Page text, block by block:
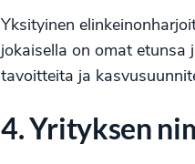
Yksityinen
jokaisella on omat etunsa
tavoitteita ja
4. Yrityksen